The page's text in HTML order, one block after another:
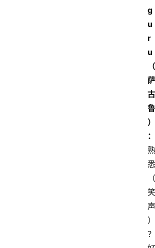
g
u
r
u
（
萨
古
鲁
）
：
熟
悉
（
笑
声
）
？